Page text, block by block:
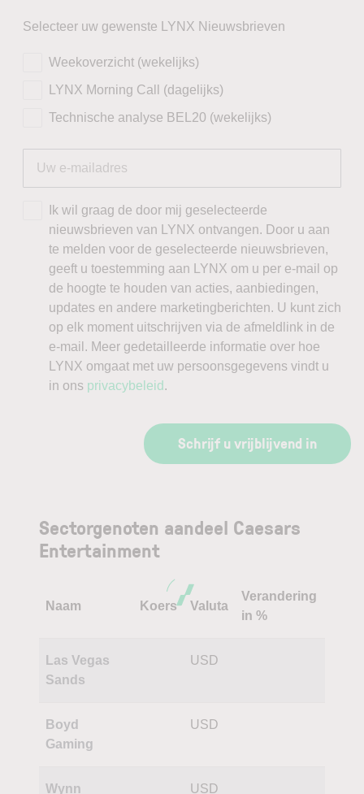
Selecteer uw gewenste LYNX Nieuwsbrieven
Weekoverzicht (wekelijks)
LYNX Morning Call (dagelijks)
Technische analyse BEL20 (wekelijks)
Ik wil graag de door mij geselecteerde
nieuwsbrieven van LYNX ontvangen. Door u aan
te melden voor de geselecteerde nieuwsbrieven,
geeft u toestemming aan LYNX om u per e-mail op
de hoogte te houden van acties, aanbiedingen,
updates en andere marketingberichten. U kunt zich
op elk moment uitschrijven via de afmeldlink in de
e-mail. Meer gedetailleerde informatie over hoe
LYNX omgaat met uw persoonsgegevens vindt u
in ons privacybeleid .
Schrijf u vrijblijvend in
Sectorgenoten aandeel Caesars
Entertainment
Naam Koers Valuta
Verandering
in %
Las Vegas
Sands
USD
Boyd
Gaming
USD
Wynn USD